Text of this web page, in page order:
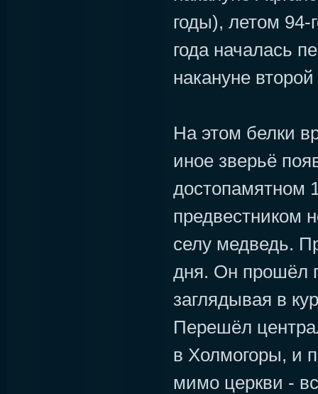
годы), летом 94-
года началась
накануне
На этом белки
иное зверьё
достопамятном
предвестником
селу медведь.
дня. Он прошёл
заглядывая в
Перешёл
в Холмогоры, и
мимо церкви -